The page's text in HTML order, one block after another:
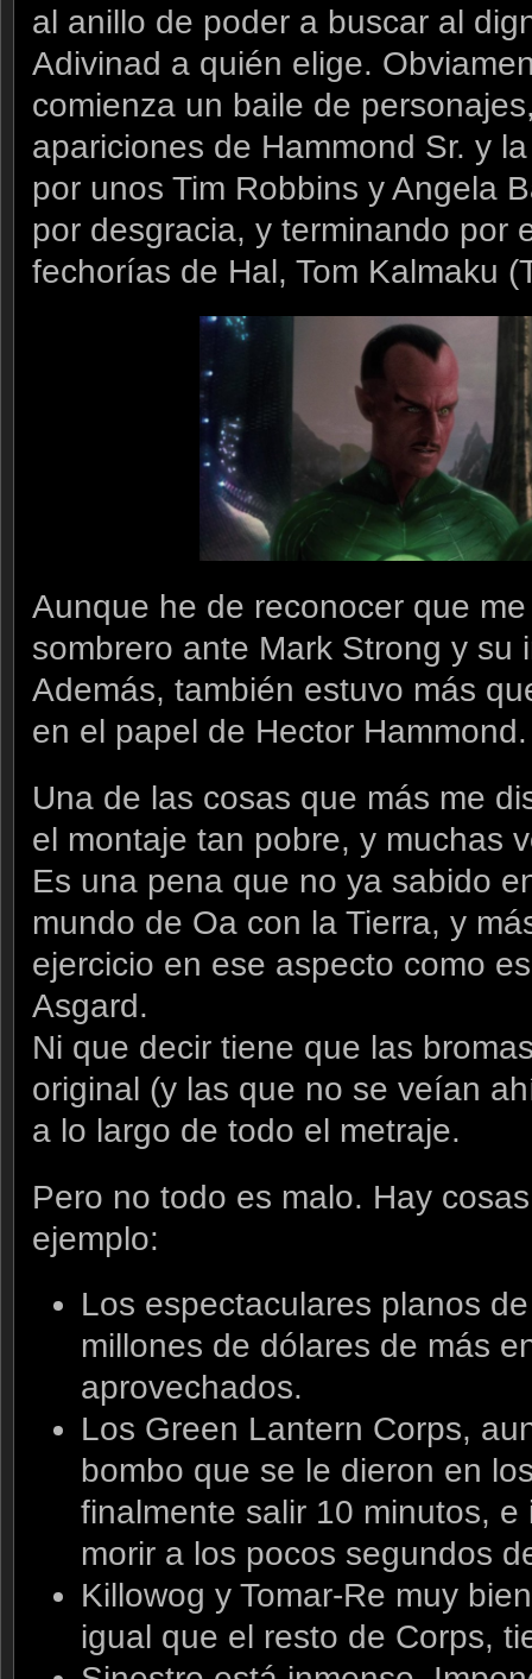
al anillo de poder a buscar al
Adivinad a quién elige.
comienza un baile de
apariciones de Hammond Sr. y
por unos Tim Robbins y Angela
por desgracia, y terminando por
fechorías de Hal, Tom Kalmaku
Aunque he de reconocer que
sombrero ante Mark Strong y su
Además, también estuvo más
en el papel de Hector Hammond.
Una de las cosas que más me
el montaje tan pobre, y muchas
Es una pena que no ya sabido
mundo de Oa con la Tierra, y
ejercicio en ese aspecto como
Asgard.
Ni que decir tiene que las
original (y las que no se veían
a lo largo de todo el metraje.
Pero no todo es malo. Hay
ejemplo:
Los espectaculares planos
millones de dólares de más
aprovechados.
Los Green Lantern Corps,
bombo que se le dieron en
finalmente salir 10 minutos,
morir a los pocos segundos
Killowog y Tomar-Re muy
igual que el resto de Corps,